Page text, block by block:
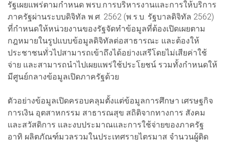
รัฐเผยแพร่ตามกำหนด พรบ.การบริหารงานและการให้บริการ
ภาครัฐผ่านระบบดิจิทัล พ.ศ. 2562 (พ.ร.บ. รัฐบาลดิจิทัล 2562)
ที่กำหนดให้หน่วยงานของรัฐจัดทำข้อมูลที่ต้องเปิดเผยตาม
กฎหมายในรูปแบบข้อมูลดิจิทัลต่อสาธารณะ และต้องให้
ประชาชนทั่วไปสามารถเข้าถึงได้อย่างเสรีโดยไม่เสียค่าใช้
จ่าย และสามารถนำไปเผยแพร่ใช้ประโยชน์ รวมทั้งกำหนดให้
มีศูนย์กลางข้อมูลเปิดภาครัฐด้วย
ตัวอย่างข้อมูลเปิดครอบคลุมตั้งแต่ข้อมูลการศึกษา เศรษฐกิจ
การเงิน อุตสาหกรรม สาธารณสุข สถิติจากทางการ สังคม
และสวัสดิการ และงบประมาณและการใช้จ่ายของภาครัฐ
อาทิ ผลิตภัณฑ์มวลรวมในประเทศรายไตรมาส จำนวนผู้ติด